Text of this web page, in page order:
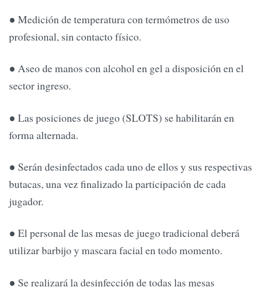
● Medición de temperatura con termómetros de uso
profesional, sin contacto físico.
● Aseo de manos con alcohol en gel a disposición en el
sector ingreso.
● Las posiciones de juego (SLOTS) se habilitarán en
forma alternada.
● Serán desinfectados cada uno de ellos y sus respectivas
butacas, una vez finalizado la participación de cada
jugador.
● El personal de las mesas de juego tradicional deberá
utilizar barbijo y mascara facial en todo momento.
● Se realizará la desinfección de todas las mesas